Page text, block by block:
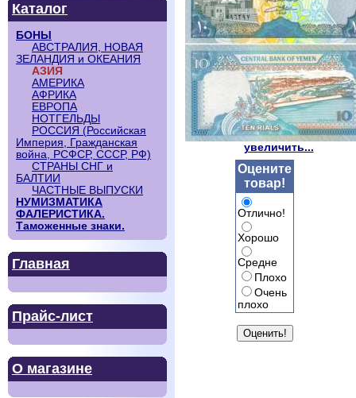
Каталог
БОНЫ
АВСТРАЛИЯ, НОВАЯ
ЗЕЛАНДИЯ и ОКЕАНИЯ
АЗИЯ
АМЕРИКА
АФРИКА
ЕВРОПА
НОТГЕЛЬДЫ
РОССИЯ (Российская
Империя, Гражданская
война, РСФСР, СССР, РФ)
СТРАНЫ СНГ и
БАЛТИИ
ЧАСТНЫЕ ВЫПУСКИ
НУМИЗМАТИКА
ФАЛЕРИСТИКА.
Таможенные знаки.
Главная
Прайс-лист
О магазине
увеличить...
Оцените
товар!
Отлично!
Хорошо
Средне
Плохо
Очень
плохо